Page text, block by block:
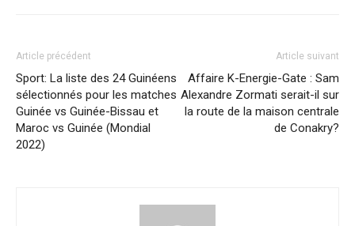
Article précédent
Sport: La liste des 24 Guinéens
sélectionnés pour les matches
Guinée vs Guinée-Bissau et
Maroc vs Guinée (Mondial
2022)
Article suivant
Affaire K-Energie-Gate : Sam
Alexandre Zormati serait-il sur
la route de la maison centrale
de Conakry?